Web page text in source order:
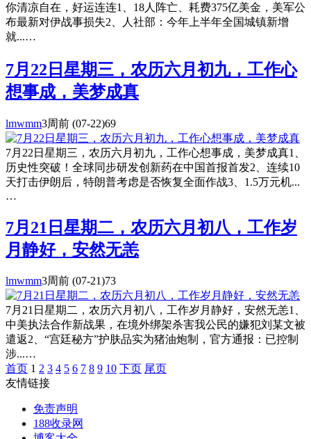
你清凉自在，好运连连1、18人阵亡、耗费375亿美金，美军公
布最新对伊战事损失2、人社部：今年上半年全国城镇新增
就...…
7月22日星期三，农历六月初九，工作心
想事成，美梦成真
lmwmm3周前 (07-22)69
7月22日星期三，农历六月初九，工作心想事成，美梦成真1、
历史性突破！全球同步研发创新药在中国首报首发2、连续10
天打击伊朗后，特朗普考虑是否恢复全面作战3、1.5万元机...
…
7月21日星期二，农历六月初八，工作岁
月静好，安然无恙
lmwmm3周前 (07-21)73
7月21日星期二，农历六月初八，工作岁月静好，安然无恙1、
中美执法合作新战果，在境外绑架杀害我公民的嫌犯刘某文被
遣返2、“宫廷秘方”护肤品实为猪油炮制，官方通报：已控制
涉...…
首页 1 2 3 4 5 6 7 8 9 10 下页 尾页
友情链接
免责声明
188收录网